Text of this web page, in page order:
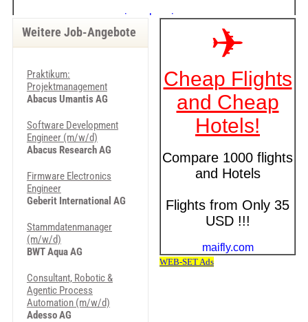
Weitere Job-Angebote
Praktikum:
Projektmanagement
Abacus Umantis AG
Software Development
Engineer (m/w/d)
Abacus Research AG
Firmware Electronics
Engineer
Geberit International AG
Stammdatenmanager
(m/w/d)
BWT Aqua AG
Consultant, Robotic &
Agentic Process
Automation (m/w/d)
Adesso AG